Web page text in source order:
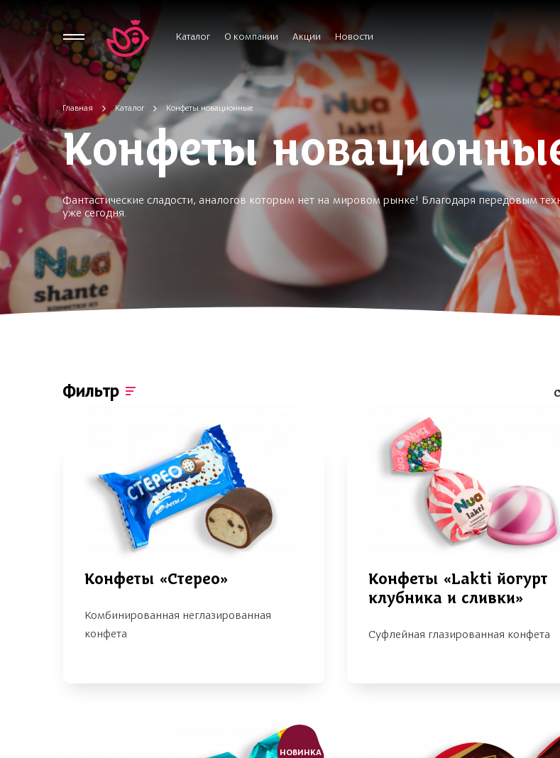
Каталог О компании Акции Новости
Главная Каталог Конфеты новационные
Конфеты
Фантастические сладости, аналогов которым нет на мировом рынке! Благодаря передовым
уже сегодня.
Фильтр
Конфеты «Стерео»
Комбинированная неглазированная
конфета
Конфеты «Lakti йогурт
клубника и сливки»
Суфлейная глазированная конфета
НОВИНКА